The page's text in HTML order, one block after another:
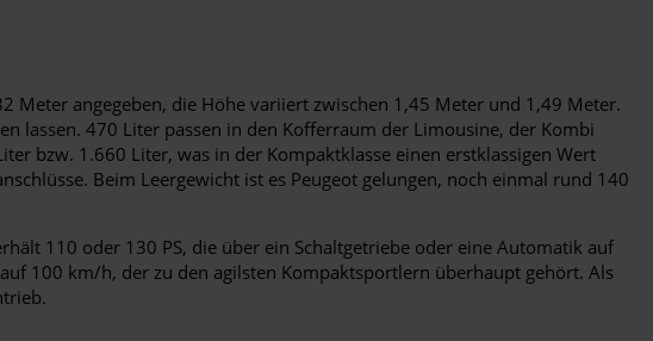
Meter angegeben, die Höhe variiert zwischen 1,45 Meter und 1,49 Meter.
lassen. 470 Liter passen in den Kofferraum der Limousine, der Kombi
bzw. 1.660 Liter, was in der Kompaktklasse einen erstklassigen Wert
Beim Leergewicht ist es Peugeot gelungen, noch einmal rund 140
110 oder 130 PS, die über ein Schaltgetriebe oder eine Automatik auf
100 km/h, der zu den agilsten Kompaktsportlern überhaupt gehört. Als